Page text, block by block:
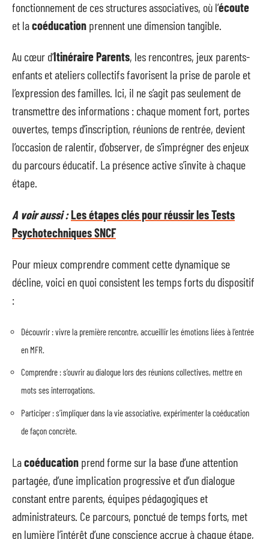
fonctionnement de ces structures associatives, où l’écoute
et lacoéducation prennent une dimension tangible.
Au cœur d’Itinéraire Parents, les rencontres, jeux parents-
enfants et ateliers collectifs favorisent la prise de parole et
l’expression des familles. Ici, il ne s’agit pas seulement de
transmettre des informations : chaque moment fort, portes
ouvertes, temps d’inscription, réunions de rentrée, devient
l’occasion de ralentir, d’observer, de s’imprégner des enjeux
du parcours éducatif. La présence active s’invite à chaque
étape.
A voir aussi :Les étapes clés pour réussir les Tests
Psychotechniques SNCF
Pour mieux comprendre comment cette dynamique se
décline, voici en quoi consistent les temps forts du dispositif
:
Découvrir : vivre la première rencontre, accueillir les émotions liées à l’entrée
en MFR.
Comprendre : s’ouvrir au dialogue lors des réunions collectives, mettre en
mots ses interrogations.
Participer : s’impliquer dans la vie associative, expérimenter la coéducation
de façon concrète.
Lacoéducation prend forme sur la base d’une attention
partagée, d’une implication progressive et d’un dialogue
constant entre parents, équipes pédagogiques et
administrateurs. Ce parcours, ponctué de temps forts, met
en lumière l’intérêt d’une conscience accrue à chaque étape,